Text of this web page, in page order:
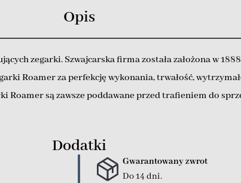
Opis
zegarki. Szwajcarska firma została założona w
Roamer za perfekcję wykonania, trwałość,
są zawsze poddawane przed trafieniem do
Dodatki
Gwarantowany zwrot
Do 14 dni.